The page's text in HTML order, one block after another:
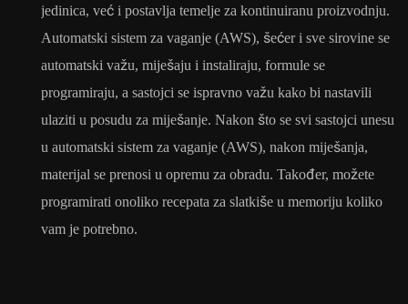
jedinica, već i postavlja temelje za kontinuiranu proizvodnju.
Automatski sistem za vaganje (AWS), šećer i sve sirovine se
automatski važu, miješaju i instaliraju, formule se
programiraju, a sastojci se ispravno važu kako bi nastavili
ulaziti u posudu za miješanje. Nakon što se svi sastojci unesu
u automatski sistem za vaganje (AWS), nakon miješanja,
materijal se prenosi u opremu za obradu. Također, možete
programirati onoliko recepata za slatkiše u memoriju koliko
vam je potrebno.